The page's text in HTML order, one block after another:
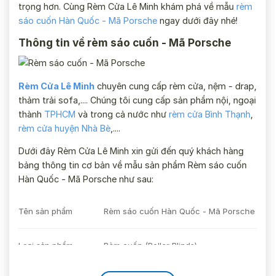
trọng hơn. Cùng Rèm Cửa Lê Minh khám phá về mẫu rèm
sáo cuốn Hàn Quốc - Mã Porsche ngay dưới đây nhé!
Thông tin về rèm sáo cuốn - Mã Porsche
Rèm Cửa Lê Minh chuyên cung cấp rèm cửa, nệm - drap,
thảm trải sofa,.... Chúng tôi cung cấp sản phẩm nội, ngoại
thành TPHCM và trong cả nước như rèm cửa Bình Thạnh
rèm cửa huyện Nhà Bè ,....
Dưới đây Rèm Cửa Lê Minh xin gửi đến quý khách hàng
bảng thông tin cơ bản về mẫu sản phẩm Rèm sáo cuốn
Hàn Quốc - Mã Porsche như sau:
Tên sản phẩm Rèm sáo cuốn Hàn Quốc - Mã Porsche
Loại sản phẩm Rèm cuốn (Roller Blinds)